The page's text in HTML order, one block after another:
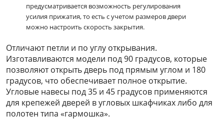
предусматривается возможность регулирования
усилия прижатия, то есть с учетом размеров двери
можно настроить скорость закрытия.
Отличают петли и по углу открывания.
Изготавливаются модели под 90 градусов, которые
позволяют открыть дверь под прямым углом и 180
градусов, что обеспечивает полное открытие.
Угловые навесы под 35 и 45 градусов применяются
для крепежей дверей в угловых шкафчиках либо для
полотен типа «гармошка».